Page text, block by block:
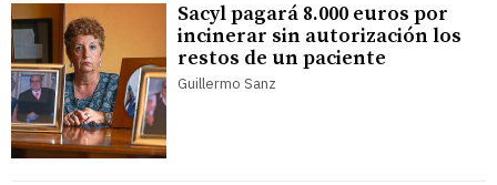
Sacyl pagará 8.000 euros por
incinerar sin autorización los
restos de un paciente
Guillermo Sanz